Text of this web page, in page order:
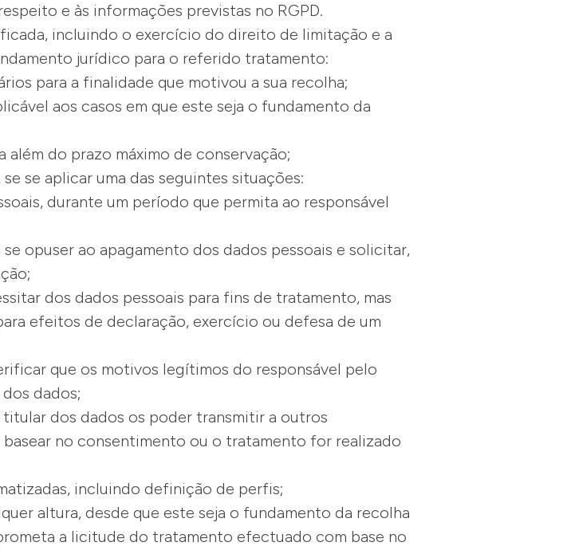
e às informações previstas no RGPD.
incluindo o exercício do direito de limitação e a
jurídico para o referido tratamento:
para a finalidade que motivou a sua recolha;
aos casos em que este seja o fundamento da
do prazo máximo de conservação;
se aplicar uma das seguintes situações:
durante um período que permita ao responsável
opuser ao apagamento dos dados pessoais e solicitar,
dos dados pessoais para fins de tratamento, mas
efeitos de declaração, exercício ou defesa de um
que os motivos legítimos do responsável pelo
dados;
dos dados os poder transmitir a outros
no consentimento ou o tratamento for realizado
incluindo definição de perfis;
altura, desde que este seja o fundamento da recolha
a licitude do tratamento efectuado com base no